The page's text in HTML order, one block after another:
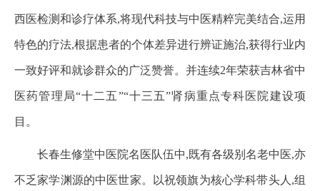
西医检测和诊疗体系,将现代科技与中医精粹完美结合,运用
特色的疗法,根据患者的个体差异进行辨证施治,获得行业内
一致好评和就诊群众的广泛赞誉。并连续2年荣获吉林省中
医药管理局“十二五”“十三五”肾病重点专科医院建设项
目。
长春生修堂中医院名医队伍中,既有各级别名老中医,亦
不乏家学渊源的中医世家。以祝领旗为核心学科带头人,组